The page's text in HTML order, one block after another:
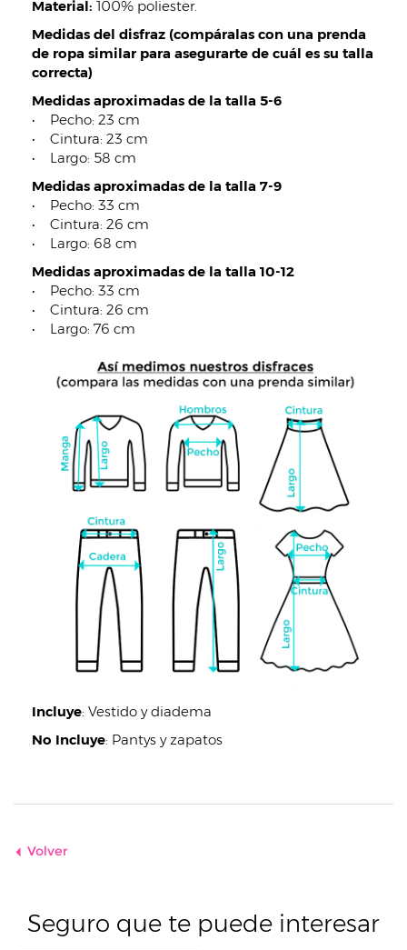
Material: 100% poliester.
Medidas del disfraz (compáralas con una prenda
de ropa similar para asegurarte de cuál es su talla
correcta)
Medidas aproximadas de la talla 5-6
• Pecho: 23 cm
• Cintura: 23 cm
• Largo: 58 cm
Medidas aproximadas de la talla 7-9
• Pecho: 33 cm
• Cintura: 26 cm
• Largo: 68 cm
Medidas aproximadas de la talla 10-12
• Pecho: 33 cm
• Cintura: 26 cm
• Largo: 76 cm
Incluye: Vestido y diadema
No Incluye: Pantys y zapatos
Volver
Seguro que te puede interesar